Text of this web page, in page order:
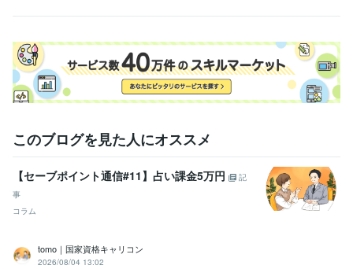
このブログを見た人にオススメ
【セーブポイント通信#11】占い課金5万円
記
事
コラム
tomo｜国家資格キャリコン
2026/08/04 13:02